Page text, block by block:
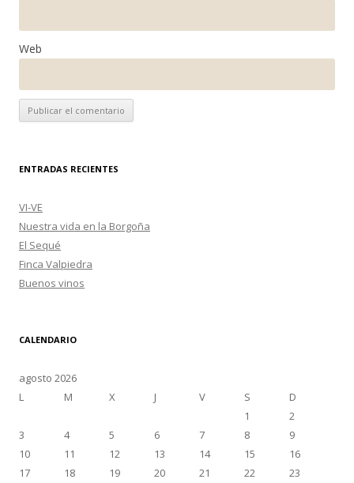
Web
ENTRADAS RECIENTES
VI-VE
Nuestra vida en la Borgoña
El Sequé
Finca Valpiedra
Buenos vinos
CALENDARIO
agosto 2026
L
M X J V S
D
1
2
3
4 5 6 7 8
9
10
11 12 13 14 15
16
17
18 19 20 21 22
23